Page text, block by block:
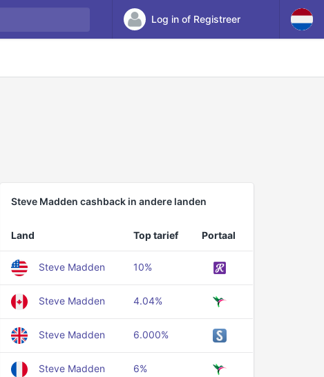
Log in of Registreer
Steve Madden cashback in andere landen
Land Top tarief Portaal
Steve Madden 10%
Steve Madden 4.04%
Steve Madden 6.000%
Steve Madden 6%